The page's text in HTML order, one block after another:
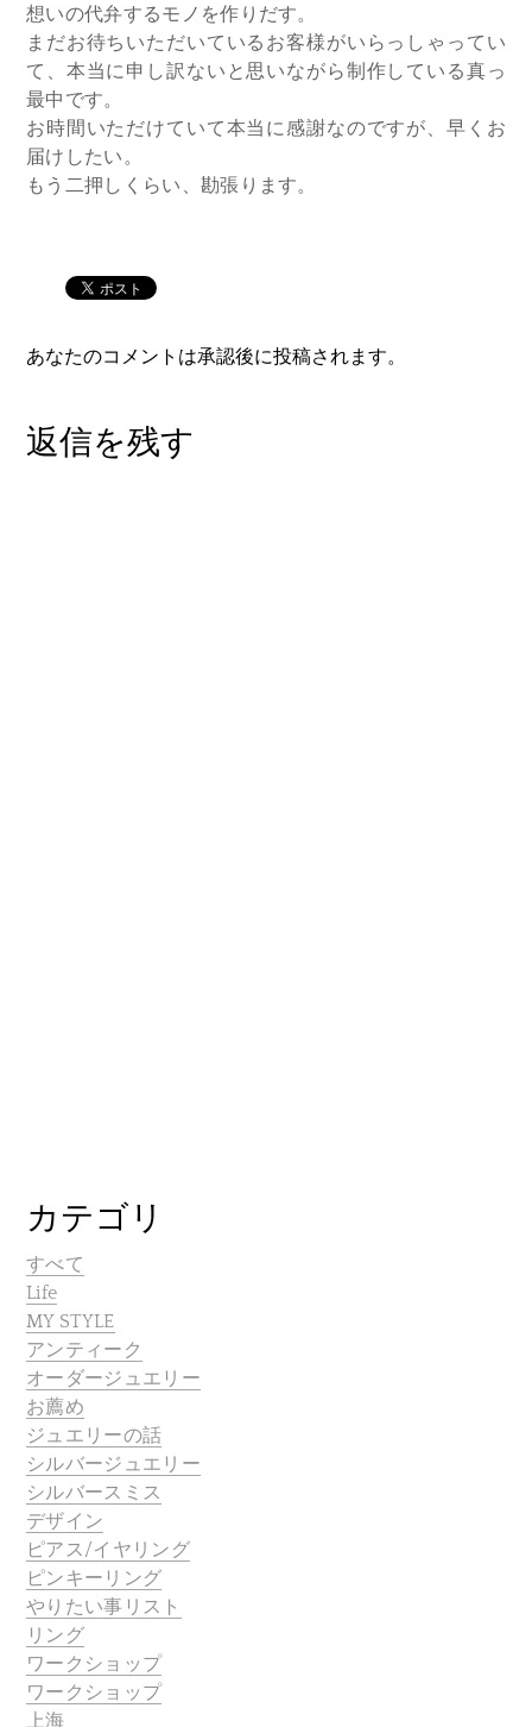
想いの代弁するモノを作りだす。
まだお待ちいただいているお客様がいらっしゃってい
て、本当に申し訳ないと思いながら制作している真っ
最中です。
お時間いただけていて本当に感謝なのですが、早くお
届けしたい。
もう二押しくらい、勘張ります。
あなたのコメントは承認後に投稿されます。
返信を残す
カテゴリ
すべて
Life
MY STYLE
アンティーク
オーダージュエリー
お薦め
ジュエリーの話
シルバージュエリー
シルバースミス
デザイン
ピアス/イヤリング
ピンキーリング
やりたい事リスト
リング
ワークショップ
ワークショップ
上海